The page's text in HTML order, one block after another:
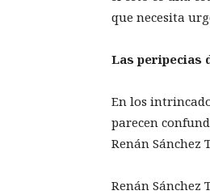
que necesita
Las peripecias
En los
parecen
Renán Sánchez
Renán